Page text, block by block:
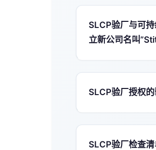
SLCP验厂与可
立新公司名叫
SLCP验厂授权
SLCP验厂检查